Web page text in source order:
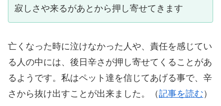
寂しさや来るがあとから押し寄せてきます
亡くなった時に泣けなかった人や、責任を感じてい
る人の中には、後日辛さが押し寄せてくることがあ
るようです。私はペット達を信じてあげる事で、辛
さから抜け出すことが出来ました。（記事を読む ）